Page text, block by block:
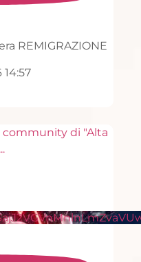
REMIGRAZIONE
community di "Alta
...